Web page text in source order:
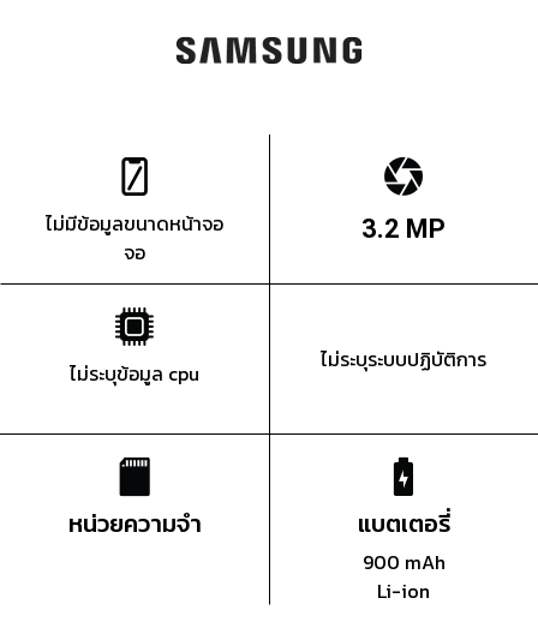
ไม่มีข้อมูลขนาดหน้าจอ
จอ
3.2 MP
ไม่ระบุข้อมูล cpu ไม่ระบุระบบปฏิบัติการ
หน่วยความจำ แบตเตอรี่
900 mAh
Li-ion